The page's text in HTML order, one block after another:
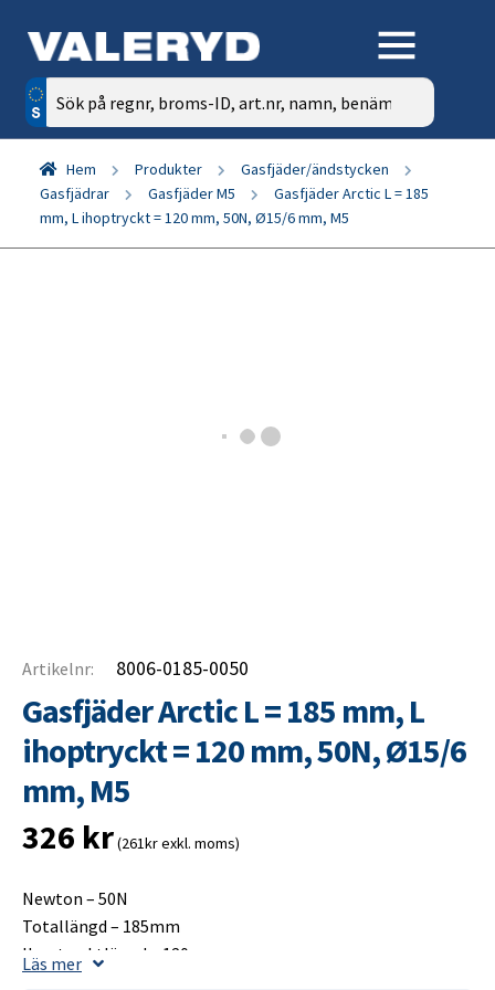
Sök
efter:
Hem Produkter
Gasfjäder/ändstycken
Gasfjädrar
Gasfjäder M5
Gasfjäder Arctic L = 185
mm, L ihoptryckt = 120 mm, 50N, Ø15/6 mm, M5
Artikelnr: 8006-0185-0050
Gasfjäder Arctic L = 185 mm, L
ihoptryckt = 120 mm, 50N, Ø15/6
mm, M5
326 kr(261kr exkl. moms)
Newton – 50N
Totallängd – 185mm
Ihoptrycktlängd – 120mm
Läs mer